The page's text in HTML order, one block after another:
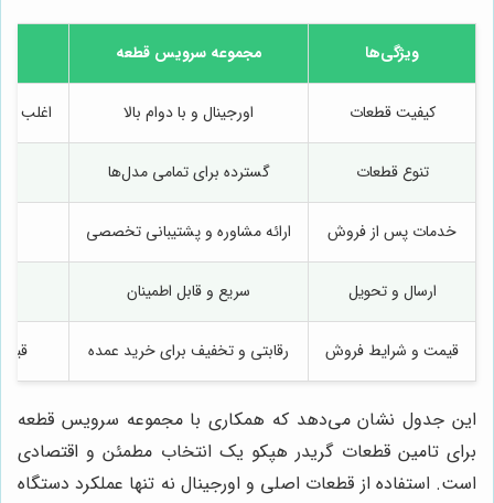
ویژگی‌ها مجموعه سرویس قطعه
کیفیت قطعات اورجینال و با دوام بالا اغلب
تنوع قطعات گسترده برای تمامی مدل‌ها
خدمات پس از فروش ارائه مشاوره و پشتیبانی تخصصی
ارسال و تحویل سریع و قابل اطمینان
قیمت و شرایط فروش رقابتی و تخفیف برای خرید عمده
این جدول نشان می‌دهد که همکاری با مجموعه سرویس قطعه
برای تامین قطعات گريدر هپكو یک انتخاب مطمئن و اقتصادی
است. استفاده از قطعات اصلی و اورجینال نه تنها عملکرد دستگاه